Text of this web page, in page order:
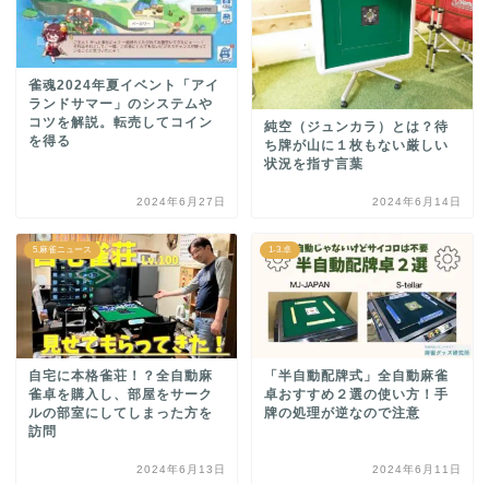
雀魂2024年夏イベント「アイ
ランドサマー」のシステムや
コツを解説。転売してコイン
を得る
2024年6月27日
純空（ジュンカラ）とは？待
ち牌が山に１枚もない厳しい
状況を指す言葉
2024年6月14日
5.麻雀ニュース
自宅に本格雀荘！？全自動麻
雀卓を購入し、部屋をサーク
ルの部室にしてしまった方を
訪問
2024年6月13日
1-3.卓
「半自動配牌式」全自動麻雀
卓おすすめ２選の使い方！手
牌の処理が逆なので注意
2024年6月11日